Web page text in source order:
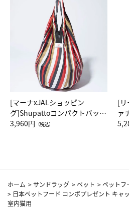
[マーナxJALショッピン
グ]Shupattoコンパクトバッグ
Drop JAL客室乗務員（LC）ス
3,960円 （税込）
[リ
ァ
ト
ホーム >サンドラッグ >ペット >ペットフ
> 日本ペットフード コンボプレゼント キャ
室内猫用